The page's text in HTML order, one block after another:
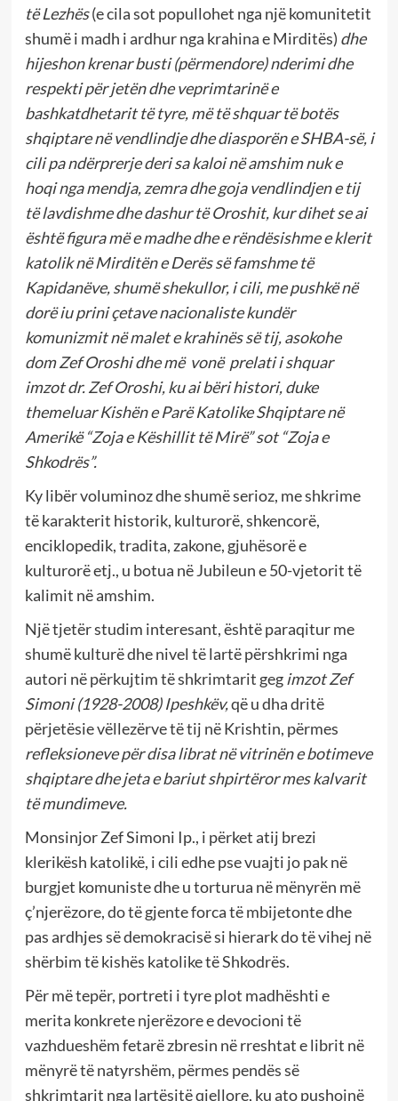
të Lezhës(e cila sot popullohet nga një komunitetit
shumë i madh i ardhur nga krahina e Mirditës) dhe
hijeshon krenar busti (përmendore) nderimi dhe
respekti për jetën dhe veprimtarinë e
bashkatdhetarit të tyre, më të shquar të botës
shqiptare në vendlindje dhe diasporën e SHBA-së, i
cili pa ndërprerje deri sa kaloi në amshim nuk e
hoqi nga mendja, zemra dhe goja vendlindjen e tij
të lavdishme dhe dashur të Oroshit, kur dihet se ai
është figura më e madhe dhe e rëndësishme e klerit
katolik në Mirditën e Derës së famshme të
Kapidanëve, shumë shekullor, i cili, me pushkë në
dorë iu priniçetave nacionaliste kundër
komunizmit në malet e krahinës së tij, asokohe
dom Zef Oroshi dhe më vonë prelati i shquar
imzot dr. Zef Oroshi, ku ai bëri histori, duke
themeluar Kishën e Parë Katolike Shqiptare në
Amerikë “Zoja e Këshillit të Mirë” sot “Zoja e
Shkodrës”.
Ky libër voluminoz dhe shumë serioz, me shkrime
të karakterit historik, kulturorë, shkencorë,
enciklopedik, tradita, zakone, gjuhësorë e
kulturorë etj., u botua në Jubileun e 50-vjetorit të
kalimit në amshim.
Një tjetër studim interesant, është paraqitur me
shumë kulturë dhe nivel të lartë përshkrimi nga
autori në përkujtim të shkrimtarit gegimzot Zef
Simoni (1928-2008) Ipeshkëv,që u dha dritë
përjetësie vëllezërve të tij në Krishtin, përmes
refleksioneve për disa librat në vitrinën e botimeve
shqiptare dhe jeta e bariut shpirtëror mes kalvarit
të mundimeve.
Monsinjor Zef Simoni Ip., i përket atij brezi
klerikësh katolikë, i cili edhe pse vuajti jo pak në
burgjet komuniste dhe u torturua në mënyrën më
ç’njerëzore, do të gjente forca të mbijetonte dhe
pas ardhjes së demokracisë si hierark do të vihej në
shërbim të kishës katolike të Shkodrës.
Për më tepër, portreti i tyre plot madhështi e
merita konkrete njerëzore e devocioni të
vazhdueshëm fetarë zbresin në rreshtat e librit në
mënyrë të natyrshëm, përmes pendës së
shkrimtarit nga lartësitë qiellore, ku ato pushojnë